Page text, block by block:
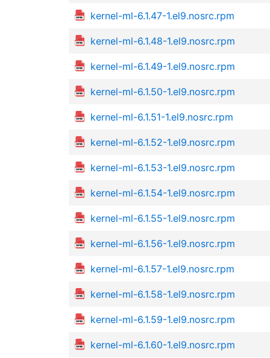
kernel-ml-6.1.47-1.el9.nosrc.rpm
kernel-ml-6.1.48-1.el9.nosrc.rpm
kernel-ml-6.1.49-1.el9.nosrc.rpm
kernel-ml-6.1.50-1.el9.nosrc.rpm
kernel-ml-6.1.51-1.el9.nosrc.rpm
kernel-ml-6.1.52-1.el9.nosrc.rpm
kernel-ml-6.1.53-1.el9.nosrc.rpm
kernel-ml-6.1.54-1.el9.nosrc.rpm
kernel-ml-6.1.55-1.el9.nosrc.rpm
kernel-ml-6.1.56-1.el9.nosrc.rpm
kernel-ml-6.1.57-1.el9.nosrc.rpm
kernel-ml-6.1.58-1.el9.nosrc.rpm
kernel-ml-6.1.59-1.el9.nosrc.rpm
kernel-ml-6.1.60-1.el9.nosrc.rpm